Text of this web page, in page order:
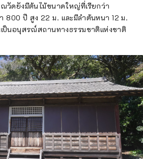
วัดยังมีต้นไม้ขนาดใหญ่ที่เรียกว่า
800 ปี สูง 22 ม. และมีลำต้นหนา 12 ม.
ป็นอนุสรณ์สถานทางธรรมชาติแห่งชาติ